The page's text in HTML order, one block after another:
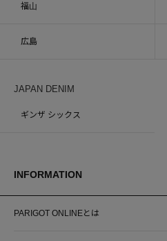
福山
広島
JAPAN DENIM
ギンザ シックス
INFORMATION
PARIGOT ONLINEとは